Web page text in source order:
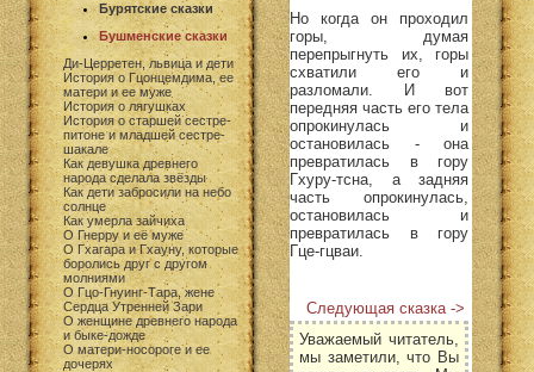
Бурятские сказки
Бушменские сказки
Ди-Церретен, львица и дети
История о Гцонцемдима, ее
матери и ее муже
История о лягушках
История о старшей сестре-
питоне и младшей сестре-
шакале
Как девушка древнего
народа сделала звёзды
Как дети забросили на небо
солнце
Как умерла зайчиха
О Гнерру и её муже
О Гхагара и Гхауну, которые
боролись друг с другом
молниями
О Гцо-Гнуинг-Тара, жене
Сердца Утренней Зари
О женщине древнего народа
и быке-дожде
О матери-носороге и ее
дочерях
Но когда он проходил
горы, думая
перепрыгнуть их, горы
схватили его и
разломали. И вот
передняя часть его тела
опрокинулась и
остановилась - она
превратилась в гору
Гхуру-тсна, а задняя
часть опрокинулась,
остановилась и
превратилась в гору
Гце-гцваи.
Следующая сказка ->
Уважаемый читатель,
мы заметили, что Вы